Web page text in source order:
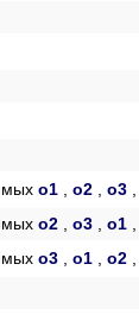
o1 o2 o3
o2 o3 o1
o3 o1 o2